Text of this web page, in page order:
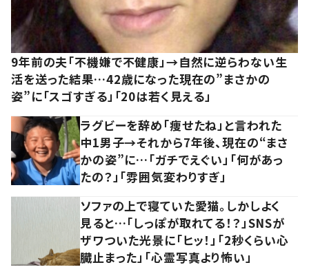
9年前の夫「不機嫌で不健康」→自然に逆らわない生
活を送った結果…42歳になった現在の”まさかの
姿”に「スゴすぎる」「20は若く見える」
ラグビーを辞め「痩せたね」と言われた
中1男子→それから7年後、現在の“まさ
かの姿”に…「ガチでえぐい」「何があっ
たの？」「雰囲気変わりすぎ」
ソファの上で寝ていた愛猫。しかしよく
見ると…「しっぽが取れてる！？」SNSが
ザワついた光景に「ヒッ！」「2秒くらい心
臓止まった」「心霊写真より怖い」